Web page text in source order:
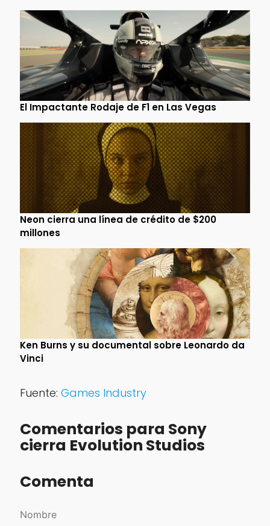
El Impactante Rodaje de F1 en Las Vegas
Neon cierra una línea de crédito de $200
millones
Ken Burns y su documental sobre Leonardo da
Vinci
Fuente: Games Industry
Comentarios para Sony
cierra Evolution Studios
Comenta